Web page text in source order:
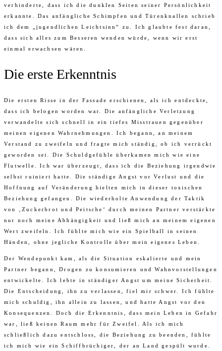
verhinderte, dass ich die dunklen Seiten seiner Persönlichkeit
erkannte. Das anfängliche Schimpfen und Türenknallen schrieb
ich dem „jugendlichen Leichtsinn“ zu. Ich glaubte fest daran,
dass sich alles zum Besseren wenden würde, wenn wir erst
einmal erwachsen wären.
Die erste Erkenntnis
Die ersten Risse in der Fassade erschienen, als ich entdeckte,
dass ich belogen worden war. Die anfängliche Verletzung
verwandelte sich schnell in ein tiefes Misstrauen gegenüber
meinen eigenen Wahrnehmungen. Ich begann, an meinem
Verstand zu zweifeln und fragte mich ständig, ob ich verrückt
geworden sei. Die Schuldgefühle überkamen mich wie eine
Flutwelle. Ich war überzeugt, dass ich die Beziehung irgendwie
selbst ruiniert hatte. Die ständige Angst vor Verlust und die
Hoffnung auf Veränderung hielten mich in dieser toxischen
Beziehung gefangen. Die wiederholte Anwendung der Taktik
von ‚Zuckerbrot und Peitsche‘ durch meinen Partner verstärkte
nur noch meine Abhängigkeit und ließ mich an meinem eigenen
Wert zweifeln. Ich fühlte mich wie ein Spielball in seinen
Händen, ohne jegliche Kontrolle über mein eigenes Leben.
Der Wendepunkt kam, als die Situation eskalierte und mein
Partner begann, Drogen zu konsumieren und Wahnvorstellungen
entwickelte. Ich lebte in ständiger Angst um meine Sicherheit.
Die Entscheidung, ihn zu verlassen, fiel mir schwer. Ich fühlte
mich schuldig, ihn allein zu lassen, und hatte Angst vor den
Konsequenzen. Doch die Erkenntnis, dass mein Leben in Gefahr
war, ließ keinen Raum mehr für Zweifel. Als ich mich
schließlich dazu entschloss, die Beziehung zu beenden, fühlte
ich mich wie ein Schiffbrüchiger, der an Land gespült wurde.